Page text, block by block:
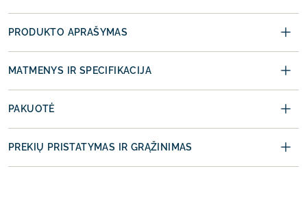
PRODUKTO APRAŠYMAS
MATMENYS IR SPECIFIKACIJA
PAKUOTĖ
PREKIŲ PRISTATYMAS IR GRĄŽINIMAS